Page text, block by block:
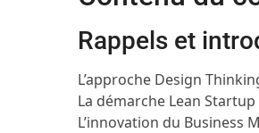
Rappels et
L’approche Design
La démarche Lean
L’innovation du Business